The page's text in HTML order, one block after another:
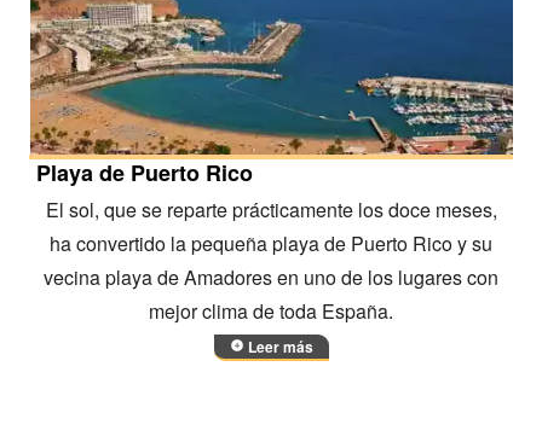
Playa de Puerto Rico
El sol, que se reparte prácticamente los doce meses,
ha convertido la pequeña playa de Puerto Rico y su
vecina playa de Amadores en uno de los lugares con
mejor clima de toda España.
Leer más